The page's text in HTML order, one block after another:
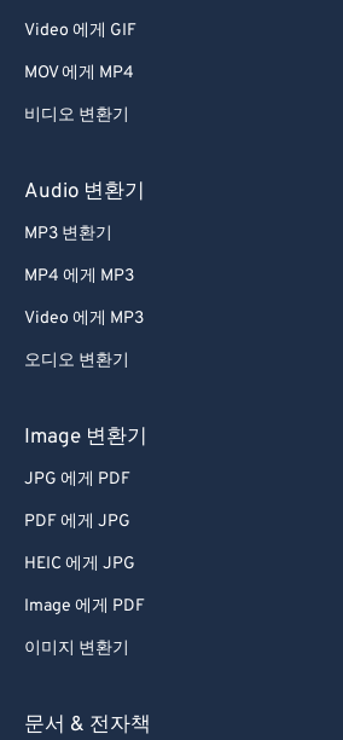
Video 에게 GIF
MOV 에게 MP4
비디오 변환기
Audio 변환기
MP3 변환기
MP4 에게 MP3
Video 에게 MP3
오디오 변환기
Image 변환기
JPG 에게 PDF
PDF 에게 JPG
HEIC 에게 JPG
Image 에게 PDF
이미지 변환기
문서 & 전자책